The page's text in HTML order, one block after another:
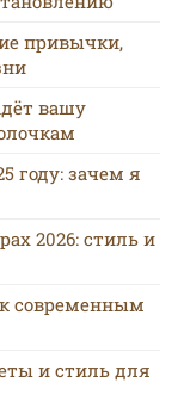
привычки,
вашу
году: зачем я
2026: стиль и
современным
и стиль для